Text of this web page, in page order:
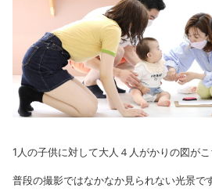
1人の子供に対して大人４人がかりの図がこ
普段の撮影ではなかなか見られない光景で